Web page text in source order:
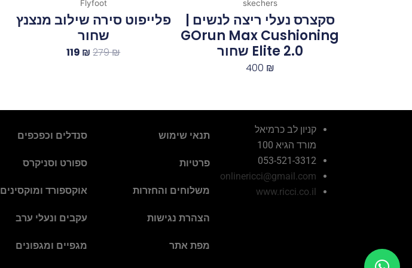
skechers
סקצרס נעלי ריצה לנשים |
GOrun Max Cushioning
Elite 2.0 שחור
400 ₪
Flyfoot
פלייפוט סירה שילוב מנצנץ
שחור
279₪
119 ₪
קניון לב כרמיאל
מורד הגיא 100
053-521-3312
onlinericci@gmail.com
www.ricci.co.il
תנאי שימוש
פרטיות
משלוחים והחזרות
הצהרת נגישות
מפת אתר
סנדלים וכפכפים
ספורט וסניקרס
אוקספורד ומוקסינים
עקבים ונעלי ערב
מגפיים ומגפונים